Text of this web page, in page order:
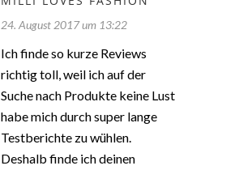
24. August 2017 um 13:22
Ich finde so kurze Reviews
richtig toll, weil ich auf der
Suche nach Produkte keine Lust
habe mich durch super lange
Testberichte zu wühlen.
Deshalb finde ich deinen